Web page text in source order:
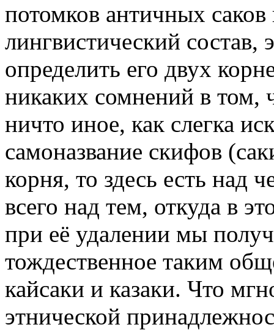
потомков античных саков
лингвистический
определить его двух
никаких сомнений в том,
ничто иное, как слегка
самоназвание скифов
корня, то здесь есть над
всего над тем, откуда в
при её удалении мы
тождественное таким
кайсаки и казаки. Что
этнической